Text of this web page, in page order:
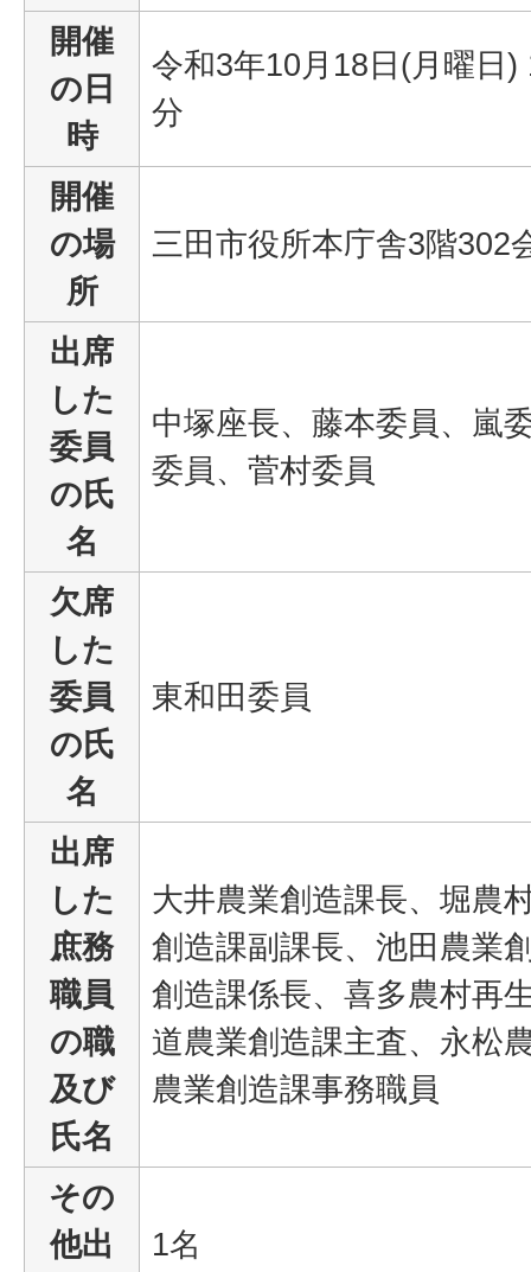
開催
の日
時
令和3年10月18日(月曜日
分
開催
の場
所
三田市役所本庁舎3階302
出席
した
委員
の氏
名
中塚座長、藤本委員、嵐
委員、菅村委員
欠席
した
委員
の氏
名
東和田委員
出席
した
庶務
職員
の職
及び
氏名
大井農業創造課長、堀農
創造課副課長、池田農業
創造課係長、喜多農村再
道農業創造課主査、永松
農業創造課事務職員
その
他出
1名